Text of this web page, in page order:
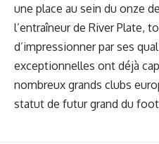
une place au sein du onze
l’entraîneur de River Plate,
d’impressionner par ses
exceptionnelles ont déjà
nombreux grands clubs
statut de futur grand du